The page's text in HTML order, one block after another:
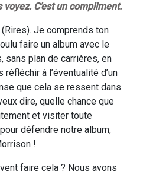
C’est un compliment.
Je comprends ton
faire un album avec le
sans plan de carrières, en
à l’éventualité d’un
que cela se ressent dans
dire, quelle chance que
et visiter toute
défendre notre album,
!
faire cela ? Nous avons